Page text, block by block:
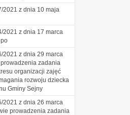
2021 z dnia 10 maja
2021 z dnia 17 marca
2021 z dnia 29 marca
zadania
organizacji zajęć
rozwoju dziecka
Gminy Sejny
2021 z dnia 26 marca
prowadzenia zadania